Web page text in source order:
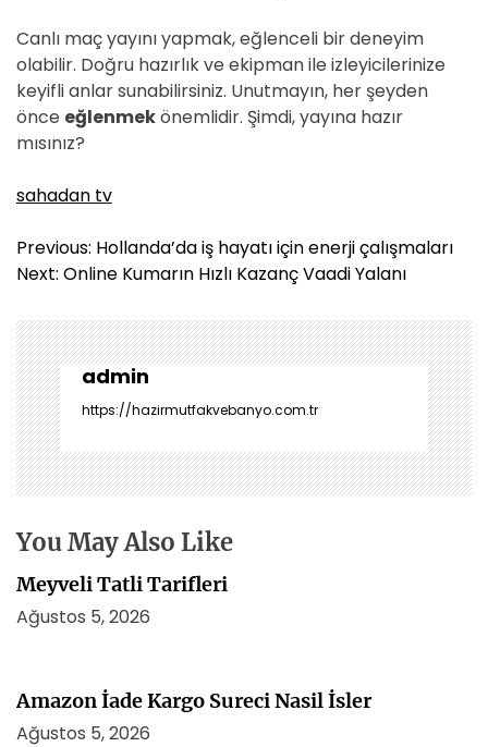
Canlı maç yayını yapmak, eğlenceli bir deneyim
olabilir. Doğru hazırlık ve ekipman ile izleyicilerinize
keyifli anlar sunabilirsiniz. Unutmayın, her şeyden
önce eğlenmekönemlidir. Şimdi, yayına hazır
mısınız?
sahadan tv
Y
a
ı
g
e
z
i
n
m
s
i
Previous: Hollanda’da iş hayatı için enerji çalışmaları
Next: Online Kumarın Hızlı Kazanç Vaadi Yalanı
admin
https://hazirmutfakvebanyo.com.tr
You May Also Like
Meyveli Tatli Tarifleri
Ağustos 5, 2026
Amazon İade Kargo Sureci Nasil İsler
Ağustos 5, 2026